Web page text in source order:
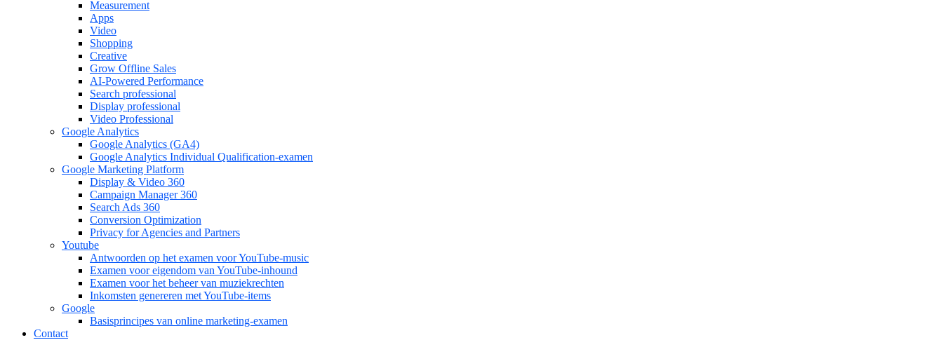
Measurement
Apps
Video
Shopping
Creative
Grow Offline Sales
AI-Powered Performance
Search professional
Display professional
Video Professional
Google Analytics
Google Analytics (GA4)
Google Analytics Individual Qualification-examen
Google Marketing Platform
Display & Video 360
Campaign Manager 360
Search Ads 360
Conversion Optimization
Privacy for Agencies and Partners
Youtube
Antwoorden op het examen voor YouTube-music
Examen voor eigendom van YouTube-inhound
Examen voor het beheer van muziekrechten
Inkomsten genereren met YouTube-items
Google
Basisprincipes van online marketing-examen
Contact